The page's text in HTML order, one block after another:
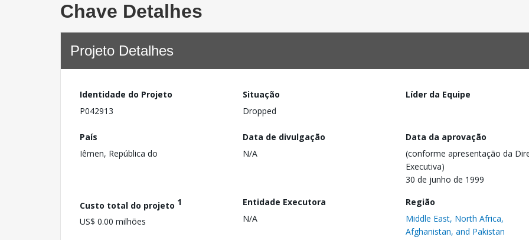
Chave Detalhes
Projeto Detalhes
Identidade do Projeto
P042913
Situação
Dropped
Líder da Equipe
País
Iêmen, República do
Data de divulgação
N/A
Data da aprovação
(conforme apresentação da
Executiva)
30 de junho de 1999
Custo total do projeto 1
US$ 0.00 milhões
Entidade Executora
N/A
Região
Middle East, North Africa,
Afghanistan, and Pakistan